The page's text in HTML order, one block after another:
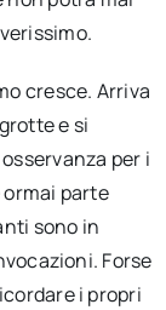
cresce. Arriva
e si
per i
parte
sono in
Forse
i propri